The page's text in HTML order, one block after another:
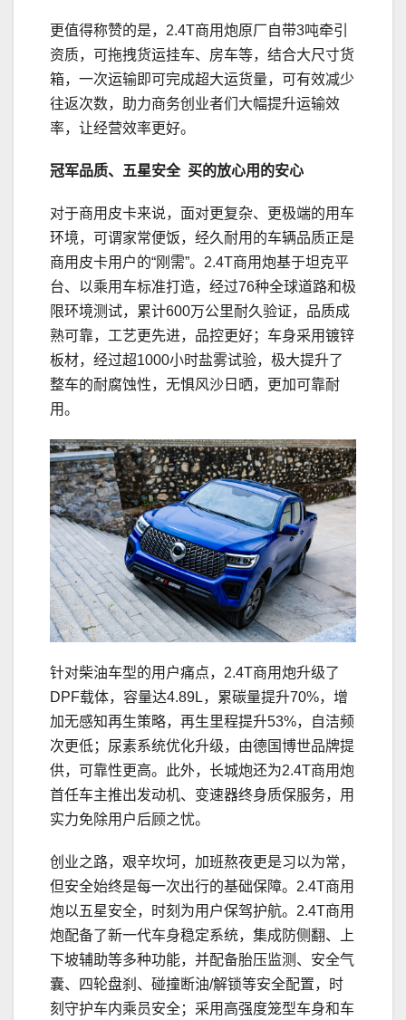
更值得称赞的是，2.4T商用炮原厂自带3吨牵引
资质，可拖拽货运挂车、房车等，结合大尺寸货
箱，一次运输即可完成超大运货量，可有效减少
往返次数，助力商务创业者们大幅提升运输效
率，让经营效率更好。
冠军品质、五星安全 买的放心用的安心
对于商用皮卡来说，面对更复杂、更极端的用车
环境，可谓家常便饭，经久耐用的车辆品质正是
商用皮卡用户的“刚需”。2.4T商用炮基于坦克平
台、以乘用车标准打造，经过76种全球道路和极
限环境测试，累计600万公里耐久验证，品质成
熟可靠，工艺更先进，品控更好；车身采用镀锌
板材，经过超1000小时盐雾试验，极大提升了
整车的耐腐蚀性，无惧风沙日晒，更加可靠耐
用。
针对柴油车型的用户痛点，2.4T商用炮升级了
DPF载体，容量达4.89L，累碳量提升70%，增
加无感知再生策略，再生里程提升53%，自洁频
次更低；尿素系统优化升级，由德国博世品牌提
供，可靠性更高。此外，长城炮还为2.4T商用炮
首任车主推出发动机、变速器终身质保服务，用
实力免除用户后顾之忧。
创业之路，艰辛坎坷，加班熬夜更是习以为常，
但安全始终是每一次出行的基础保障。2.4T商用
炮以五星安全，时刻为用户保驾护航。‌2.4T商用
炮配备了新一代车身稳定系统，集成防侧翻、上
下坡辅助等多种功能，并配备胎压监测、安全气
囊、四轮盘刹、碰撞断油/解锁等安全配置，时
刻守护车内乘员安全；采用高强度笼型车身和车